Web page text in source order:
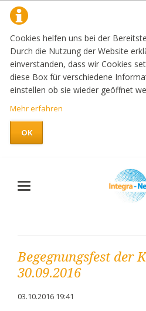
Cookies helfen uns bei der
Durch die Nutzung der Website
einverstanden, dass wir Cookies
diese Box für verschiedene
einstellen ob sie wieder geöffnet
Mehr erfahren
OK
Begegnungsfest der
30.09.2016
03.10.2016 19:41